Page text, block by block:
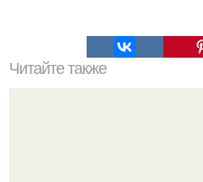
Читайте также